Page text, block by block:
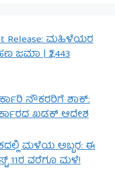
Release: ಮಹಿಳೆಯರ
ಜಮಾ | ₹2,443
ಸರ್ಕಾರಿ ನೌಕರರಿಗೆ ಶಾಕ್:
ಖಡಕ್ ಆದೇಶ
ಮಳೆಯ ಅಬ್ಬರ: ಈ
11ರ ವರೆಗೂ ಮಳೆ!